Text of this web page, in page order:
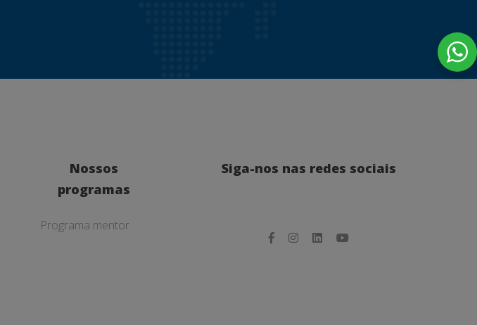
Nossos
programas
Programa mentor
Siga-nos nas redes sociais